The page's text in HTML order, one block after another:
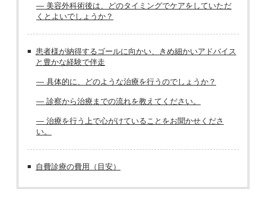
― 美容外科術後は、どのタイミングでケアをしていただ
くとよいでしょうか？
患者様が納得するゴールに向かい、きめ細かいアドバイス
と豊かな経験で伴走
― 具体的に、どのような治療を行うのでしょうか？
― 診察から治療までの流れを教えてください。
― 治療を行う上で心がけていることをお聞かせくださ
い。
自費診療の費用（目安）